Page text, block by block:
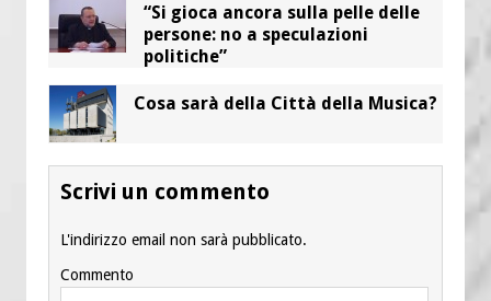
“Si gioca ancora sulla pelle delle
persone: no a speculazioni
politiche”
Cosa sarà della Città della Musica?
Scrivi un commento
L'indirizzo email non sarà pubblicato.
Commento